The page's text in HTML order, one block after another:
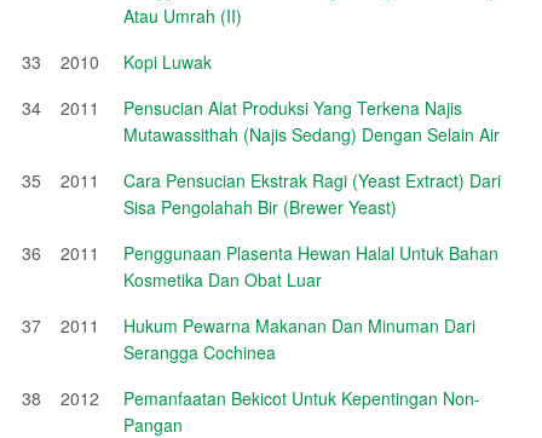
Atau Umrah (II)
33
2010
Kopi Luwak
34
2011
Pensucian Alat Produksi Yang Terkena Najis
Mutawassithah (Najis Sedang) Dengan Selain Air
35
2011
Cara Pensucian Ekstrak Ragi (Yeast Extract) Dari
Sisa Pengolahah Bir (Brewer Yeast)
36
2011
Penggunaan Plasenta Hewan Halal Untuk Bahan
Kosmetika Dan Obat Luar
37
2011
Hukum Pewarna Makanan Dan Minuman Dari
Serangga Cochinea
38
2012
Pemanfaatan Bekicot Untuk Kepentingan Non-
Pangan